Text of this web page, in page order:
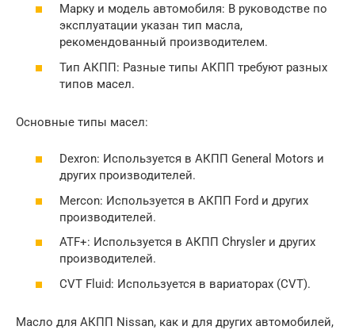
Марку и модель автомобиля: В руководстве по
эксплуатации указан тип масла,
рекомендованный производителем.
Тип АКПП: Разные типы АКПП требуют разных
типов масел.
Основные типы масел:
Dexron: Используется в АКПП General Motors и
других производителей.
Mercon: Используется в АКПП Ford и других
производителей.
ATF+: Используется в АКПП Chrysler и других
производителей.
CVT Fluid: Используется в вариаторах (CVT).
Масло для АКПП Nissan, как и для других автомобилей,